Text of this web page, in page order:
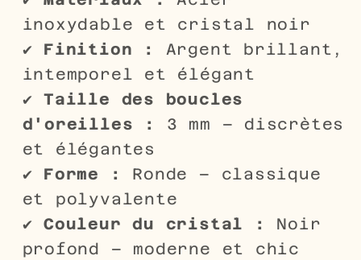
inoxydable et cristal noir
✔ Finition :
Argent brillant,
intemporel et élégant
✔Taille des boucles
d'oreilles :
3 mm – discrètes
et élégantes
✔ Forme :
Ronde – classique
et polyvalente
✔Couleur du cristal :
Noir
profond – moderne et chic